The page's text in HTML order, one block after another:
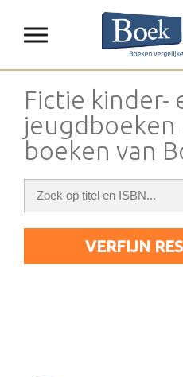
Fictie kinder-
jeugdboeken
boeken van
VERFIJN